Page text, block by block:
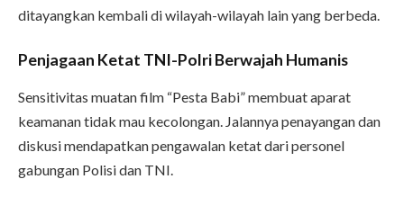
ditayangkan kembali di wilayah-wilayah lain yang berbeda.
Penjagaan Ketat TNI-Polri Berwajah Humanis
Sensitivitas muatan film “Pesta Babi” membuat aparat
keamanan tidak mau kecolongan. Jalannya penayangan dan
diskusi mendapatkan pengawalan ketat dari personel
gabungan Polisi dan TNI.